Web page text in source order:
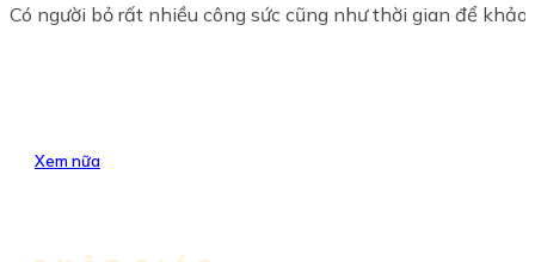
Có người bỏ rất nhiều công sức cũng như thời gian để khảo
Xem nữa